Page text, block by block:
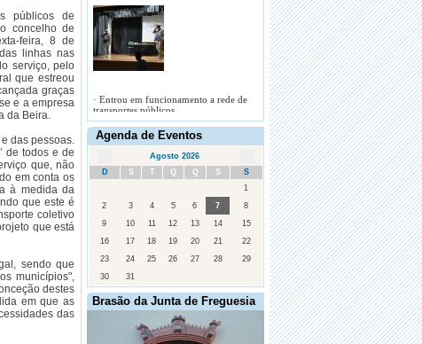
públicos de
concelho de
feira, 8 de
linhas nas
serviço, pelo
que estreou
graças
e a empresa
da Beira.
das pessoas.
de todos e de
que, não
em conta os
à medida da
que este é
coletivo
que está
sendo que
municípios",
destes
em que as
das
· O executivo da junta de freguesia de
Shutter Down trazem fúria "hard rock"
Agenda de Eventos
Agosto 2026
D
S T Q Q S
S
1
2
3 4 5 6 7
8
9
10 11 12 13 14
15
16
17 18 19 20 21
22
23
24 25 26 27 28
29
30
31
Brasão da Junta de Freguesia